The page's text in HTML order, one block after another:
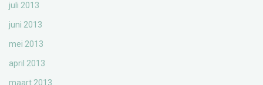
juli 2013
juni 2013
mei 2013
april 2013
maart 2013